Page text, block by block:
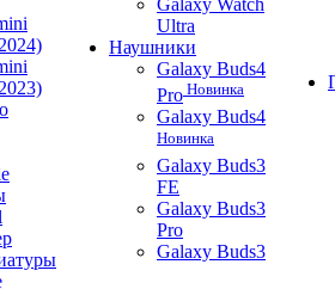
Galaxy Watch
Ultra
Наушники
Galaxy Buds4
Pro Новинка
Galaxy Buds4
Новинка
Galaxy Buds3
FE
Galaxy Buds3
Pro
Galaxy Buds3